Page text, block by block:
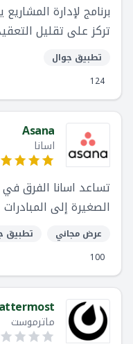
برنامج لإدارة
تركز على تقليل
متعة وأقل روتينية.
Basecamp لإدارة ملايين المشاريع
تطبيق جوال
124
Asana
اسانا
تساعد اسانا الفرق
الصغيرة إلى
الرئيسي لشركة اسانا
لإدارة كل شيء من
إلى إطلاق المنتجات
عرض مجاني
تطبيق
100
ماترموست